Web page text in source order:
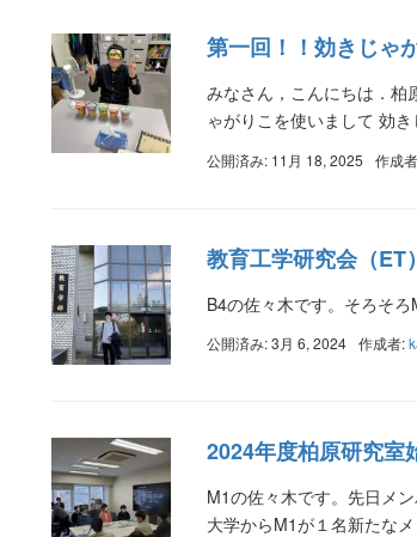
第一回！！効きじゃ
みなさん，こんにちは．柏
ゃがりこを使いまして 効
公開済み: 11月 18, 2025 作成
教育工学研究会（ET
B4の佐々木です。そろそ
公開済み: 3月 6, 2024 作成者:
2024年度柏原研究室
M1の佐々木です。先日メ
大学からM1が１名新たな